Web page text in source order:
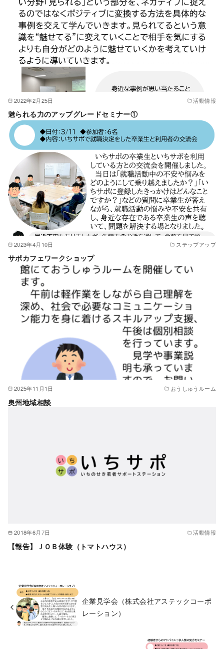
2022年2月25日 活動情報
魅られる力のアップグレードセミナー①
2023年4月10日 ステップアップ
サポカフェワークショップ
2025年11月1日 おうしゅうルーム
奥州地域相談
2018年6月7日 活動情報
【報告】ＪＯＢ体験（トマトハウス）
企業見学会（株式会社アステックコーポ
レーション）